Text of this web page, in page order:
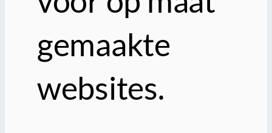
gemaakte
websites.